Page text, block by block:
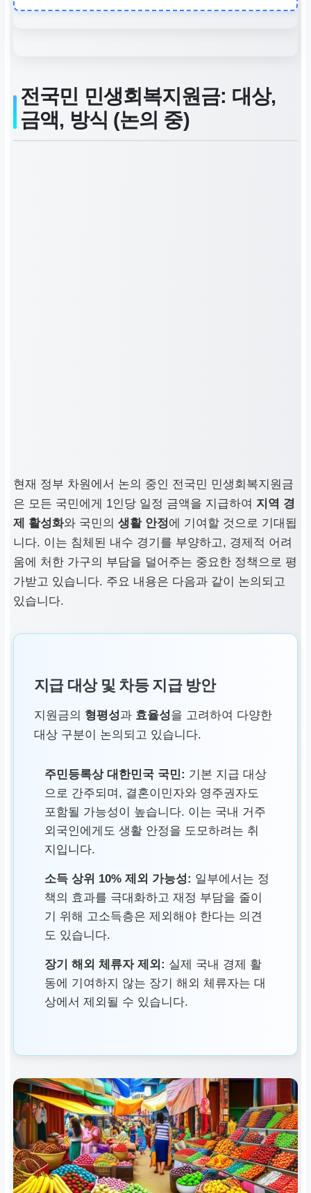
대구
전국민 민생회복지원금: 대상,
금액, 방식 (논의 중)
현재 정부 차원에서 논의 중인 전국민 민생회복지원금
은 모든 국민에게 1인당 일정 금액을 지급하여 지역 경
제 활성화와 국민의 생활 안정에 기여할 것으로 기대됩
니다. 이는 침체된 내수 경기를 부양하고, 경제적 어려
움에 처한 가구의 부담을 덜어주는 중요한 정책으로 평
가받고 있습니다. 주요 내용은 다음과 같이 논의되고
있습니다.
지급 대상 및 차등 지급 방안
지원금의 형평성과 효율성을 고려하여 다양한
대상 구분이 논의되고 있습니다.
주민등록상 대한민국 국민: 기본 지급 대상
으로 간주되며, 결혼이민자와 영주권자도
포함될 가능성이 높습니다. 이는 국내 거주
외국인에게도 생활 안정을 도모하려는 취
지입니다.
소득 상위 10% 제외 가능성: 일부에서는 정
책의 효과를 극대화하고 재정 부담을 줄이
기 위해 고소득층은 제외해야 한다는 의견
도 있습니다.
장기 해외 체류자 제외: 실제 국내 경제 활
동에 기여하지 않는 장기 해외 체류자는 대
상에서 제외될 수 있습니다.